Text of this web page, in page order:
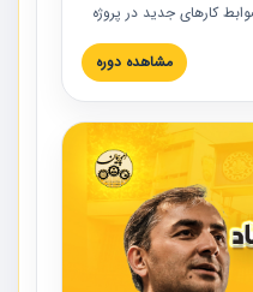
کارهای جدید در پروژه
حل ها با نگرش قراردادی
ساختمانی کشور ارائه شد.
ارائه شده است.
مشاهده دوره